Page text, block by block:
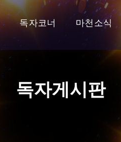
독자코너 마천소식
독자게시판